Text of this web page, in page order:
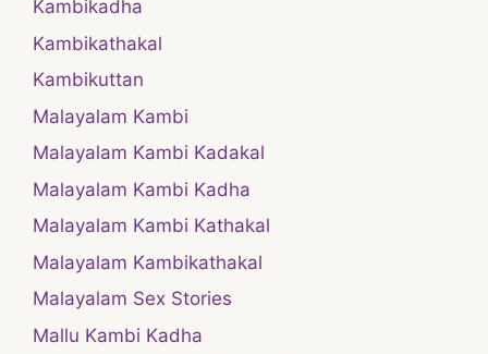
Kambikadha
Kambikathakal
Kambikuttan
Malayalam Kambi
Malayalam Kambi Kadakal
Malayalam Kambi Kadha
Malayalam Kambi Kathakal
Malayalam Kambikathakal
Malayalam Sex Stories
Mallu Kambi Kadha